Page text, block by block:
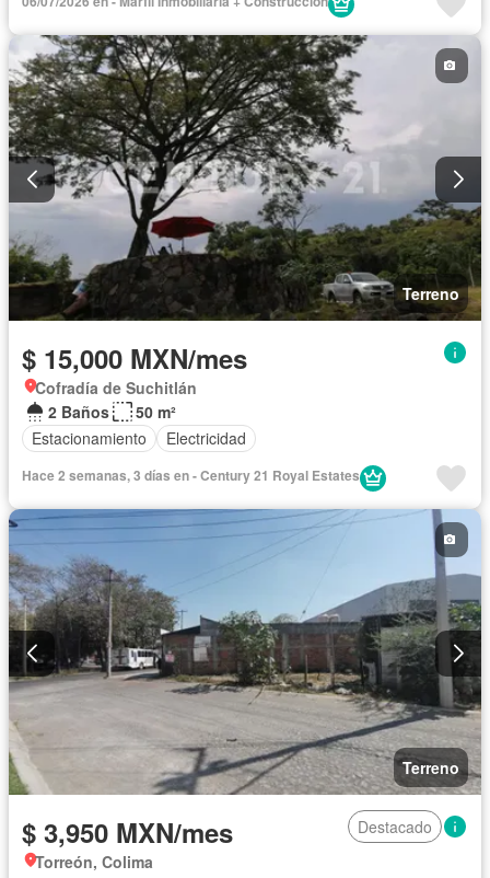
Terreno
$ 15,000 MXN/mes
Cofradía de Suchitlán
2 Baños
50 m²
Estacionamiento
Electricidad
Hace 2 semanas, 3 días en - Century 21 Royal Estates
Terreno
$ 3,950 MXN/mes
Destacado
Torreón, Colima